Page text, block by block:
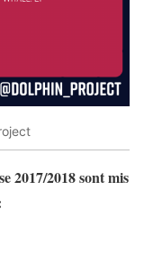
2017/2018 sont mis